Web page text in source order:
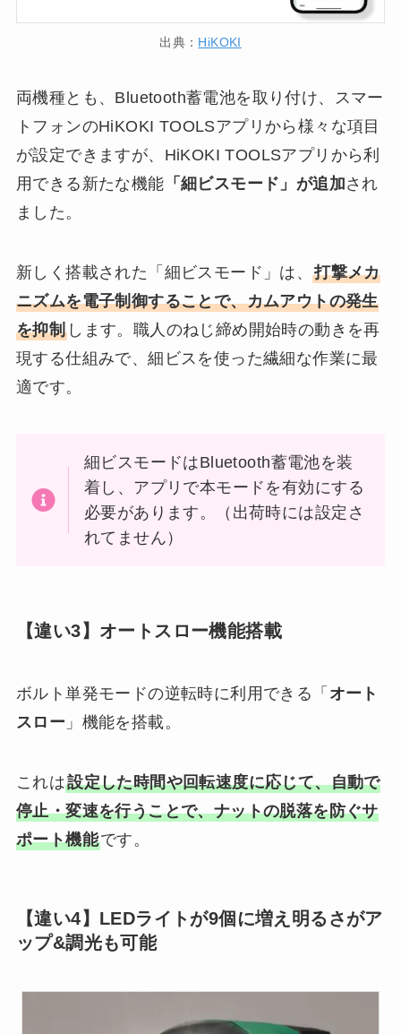
出典： HiKOKI
両機種とも、Bluetooth蓄電池を取り付け、スマー
トフォンのHiKOKI TOOLSアプリから様々な項目
が設定できますが、HiKOKI TOOLSアプリから利
用できる新たな機能 「細ビスモード」が追加され
ました。
新しく搭載された「細ビスモード」は、打撃メカ
ニズムを電子制御することで、カムアウトの発生
を抑制 します。職人のねじ締め開始時の動きを再
現する仕組みで、細ビスを使った繊細な作業に最
適です。
細ビスモードはBluetooth蓄電池を装
着し、アプリで本モードを有効にする
必要があります。（出荷時には設定さ
れてません）
【違い3】オートスロー機能搭載
ボルト単発モードの逆転時に利用できる「 オート
スロー 」機能を搭載。
これは設定した時間や回転速度に応じて、自動で
停止・変速を行うことで、ナットの脱落を防ぐサ
ポート機能です。
【違い4】LEDライトが9個に増え明るさがア
ップ&調光も可能